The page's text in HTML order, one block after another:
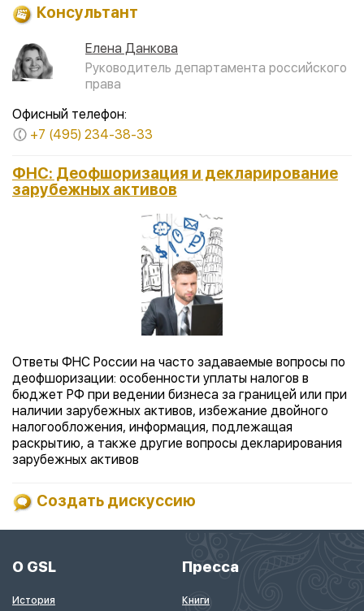
Консультант
Елена Данкова
Руководитель департамента российского
права
Офисный телефон:
+7 (495) 234-38-33
ФНС: Деофшоризация и декларирование
зарубежных активов
Ответы ФНС России на часто задаваемые вопросы по
деофшоризации: особенности уплаты налогов в
бюджет РФ при ведении бизнеса за границей или при
наличии зарубежных активов, избежание двойного
налогообложения, информация, подлежащая
раскрытию, а также другие вопросы декларирования
зарубежных активов
Создать дискуссию
О GSL
История
Пресса
Книги